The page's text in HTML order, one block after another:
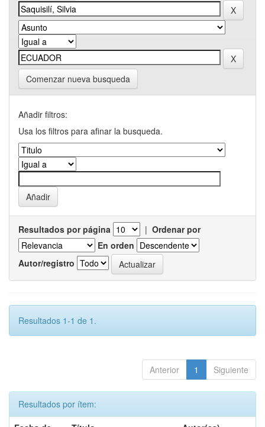
Comenzar nueva busqueda
Añadir filtros:
Usa los filtros para afinar la busqueda.
Resultados por página | Ordenar por
En orden
Autor/registro
Resultados 1-1 de 1.
Anterior 1 Siguiente
Resultados por ítem: